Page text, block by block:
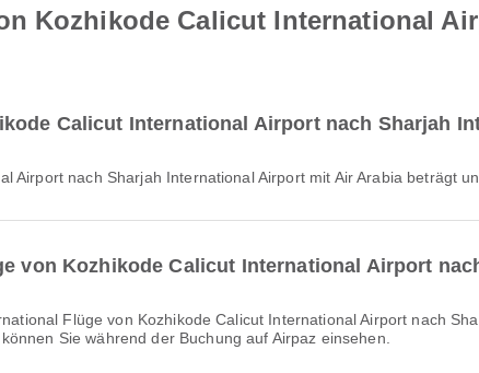
Kozhikode Calicut International
Calicut International Airport nach Sharjah
Airport nach Sharjah International Airport mit Air Arabia beträgt
von Kozhikode Calicut International Airport
Sie während der Buchung auf Airpaz einsehen.